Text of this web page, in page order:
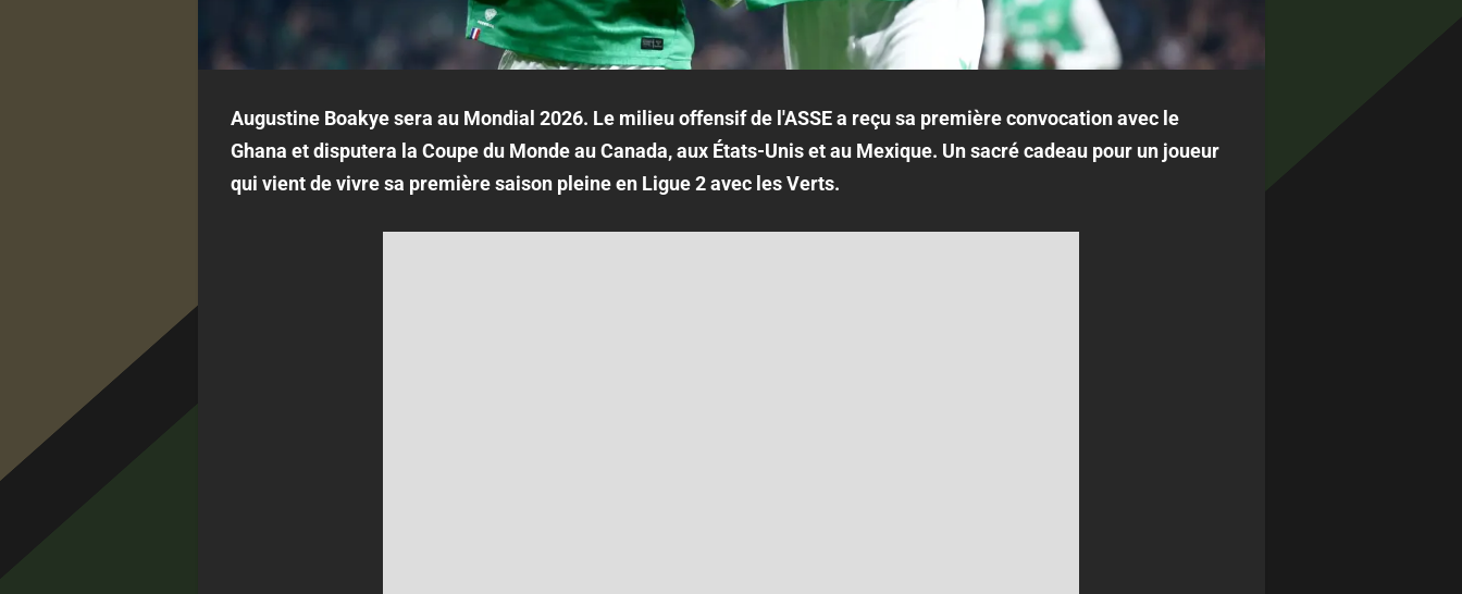
Augustine Boakye sera au Mondial 2026. Le milieu offensif de l'ASSE a reçu sa première convocation avec le
Ghana et disputera la Coupe du Monde au Canada, aux États-Unis et au Mexique. Un sacré cadeau pour un joueur
qui vient de vivre sa première saison pleine en Ligue 2 avec les Verts.